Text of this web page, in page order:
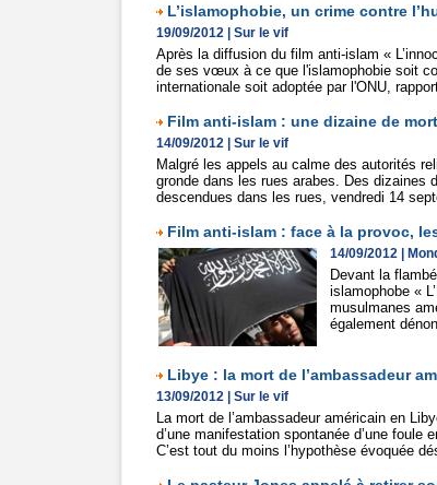
L’islamophobie, un crime contre
19/09/2012 Sur le vif
Après la diffusion du film anti-islam «
de ses vœux à ce que l'islamophobie soit
internationale soit adoptée par l'ONU,
Film anti-islam : une dizaine de
14/09/2012 Sur le vif
Malgré les appels au calme des autorités
gronde dans les rues arabes. Des dizaines
descendues dans les rues, vendredi 14
Film anti-islam : face à la provoc,
14/09/2012
Devant la
islamophobe «
musulmanes
également
Libye : la mort de l’ambassadeur
13/09/2012 Sur le vif
La mort de l’ambassadeur américain en
d’une manifestation spontanée d’une
C’est tout du moins l’hypothèse évoquée